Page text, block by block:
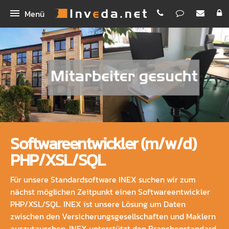
Menü
IMA+
IMASync
Kunden-App
Schnellvergleich
Digitale Antragsstrecke
Erklärvideos
INEX
Bestellen
IBePro
Homepage
Funktionen
PREMIUM E-Mail
Newsletter Dienst
Rechenhelfer
Inveda.net GmbH
Jobs
Bilder
Praxispartner für BA
Softwareentwickler (m/w/d)
PHP/XSL/SQL
Für unsere Standardsoftware INEX suchen wir zum
nächst möglichen Zeitpunkt einen Softwareentwickler
PHP/XSL/SQL. INEX ist unsere Lösung um Daten
zwischen den Versicherungsgesellschaften und Maklern